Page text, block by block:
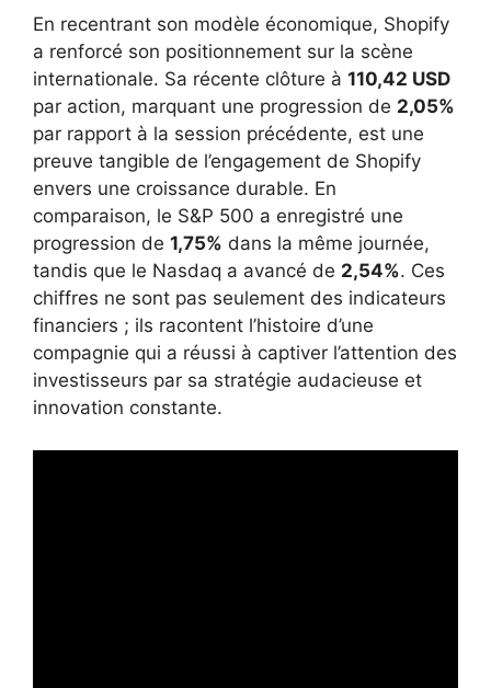
En recentrant son modèle économique, Shopify
a renforcé son positionnement sur la scène
internationale. Sa récente clôture à 110,42 USD
par action, marquant une progression de 2,05%
par rapport à la session précédente, est une
preuve tangible de l’engagement de Shopify
envers une croissance durable. En
comparaison, le S&P 500 a enregistré une
progression de 1,75% dans la même journée,
tandis que le Nasdaq a avancé de 2,54%. Ces
chiffres ne sont pas seulement des indicateurs
financiers ; ils racontent l’histoire d’une
compagnie qui a réussi à captiver l’attention des
investisseurs par sa stratégie audacieuse et
innovation constante.